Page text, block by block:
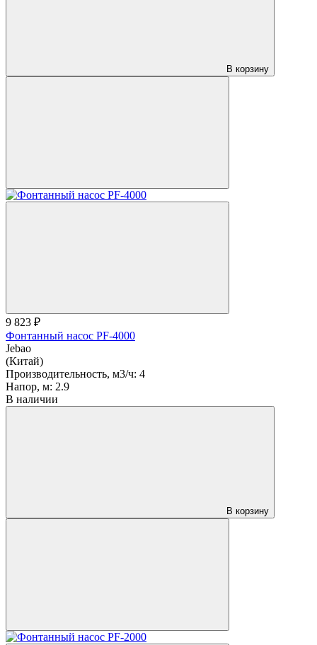
В корзину
9 823 ₽
Фонтанный насос PF-4000
Jebao
(Китай)
Производительность, м3/ч: 4
Напор, м: 2.9
В наличии
В корзину